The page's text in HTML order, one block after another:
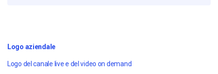
Logo aziendale
Logo del canale live e del video on demand